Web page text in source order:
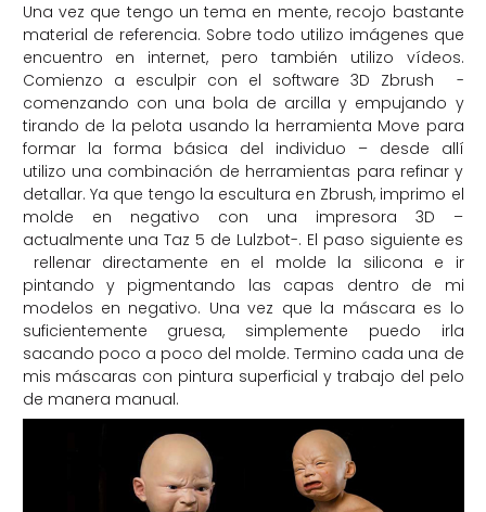
Una vez que tengo un tema en mente, recojo bastante
material de referencia. Sobre todo utilizo imágenes que
encuentro en internet, pero también utilizo vídeos.
Comienzo a esculpir con el software 3D Zbrush -
comenzando con una bola de arcilla y empujando y
tirando de la pelota usando la herramienta Move para
formar la forma básica del individuo – desde allí
utilizo una combinación de herramientas para refinar y
detallar. Ya que tengo la escultura en Zbrush, imprimo el
molde en negativo con una impresora 3D –
actualmente una Taz 5 de Lulzbot-. El paso siguiente es
rellenar directamente en el molde la silicona e ir
pintando y pigmentando las capas dentro de mi
modelos en negativo. Una vez que la máscara es lo
suficientemente gruesa, simplemente puedo irla
sacando poco a poco del molde. Termino cada una de
mis máscaras con pintura superficial y trabajo del pelo
de manera manual.